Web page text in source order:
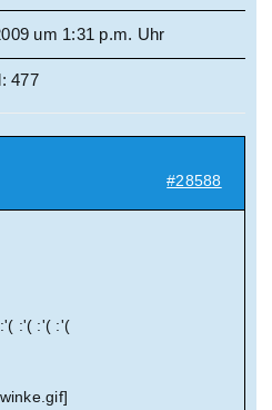
um 1:31 p.m. Uhr
477
#28588
:'( :'( :'(